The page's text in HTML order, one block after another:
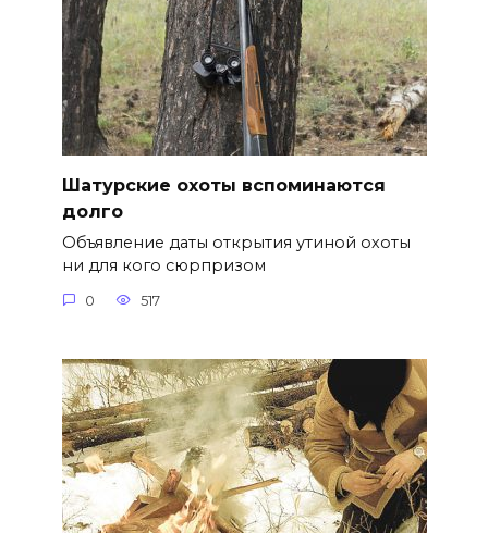
Шатурские охоты вспоминаются
долго
Объявление даты открытия утиной охоты
ни для кого сюрпризом
0 517